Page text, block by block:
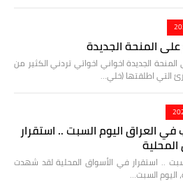
على المنحة الجديدة
المنحة الجديدة اخواني اخواتي تردني الكثير من
التي اطلقتها (خلي…
في العراق اليوم السبت .. استقرار
.. استقرار في الأسواق المحلية لقد شهدت
اليوم السبت…